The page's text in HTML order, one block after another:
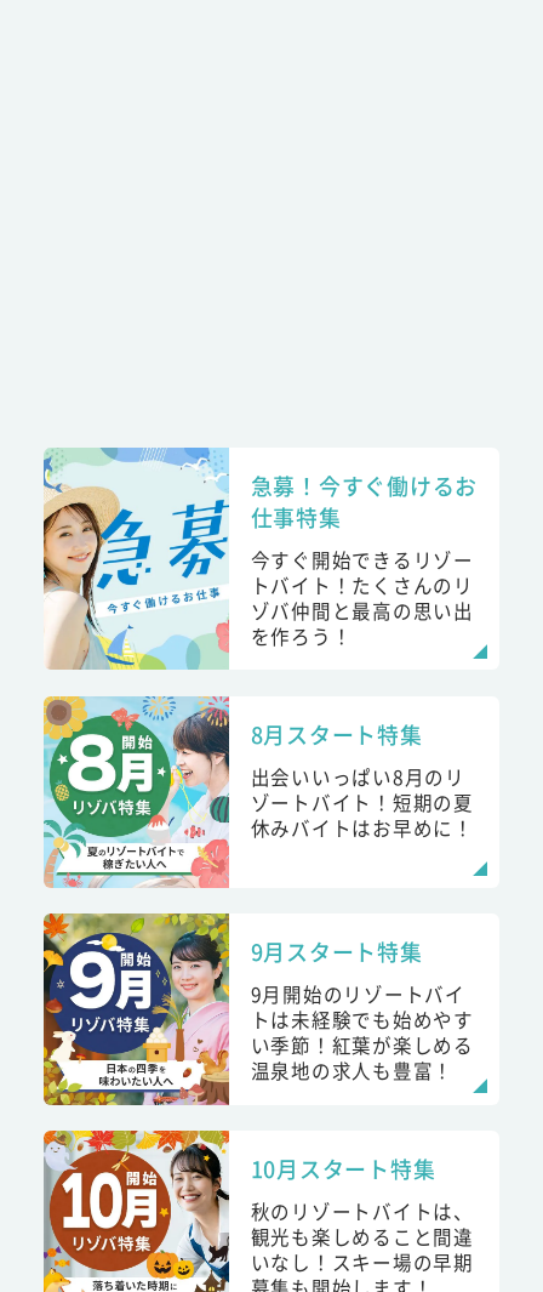
急募！今すぐ働けるお
仕事特集
今すぐ開始できるリゾー
トバイト！たくさんのリ
ゾバ仲間と最高の思い出
を作ろう！
8月スタート特集
出会いいっぱい8月のリ
ゾートバイト！短期の夏
休みバイトはお早めに！
9月スタート特集
9月開始のリゾートバイ
トは未経験でも始めやす
い季節！紅葉が楽しめる
温泉地の求人も豊富！
10月スタート特集
秋のリゾートバイトは、
観光も楽しめること間違
いなし！スキー場の早期